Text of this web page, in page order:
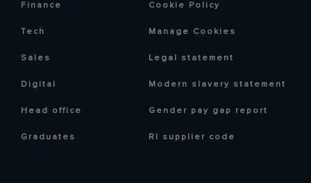
Finance
Tech
Sales
Digital
Head office
Graduates
Cookie Policy
Manage Cookies
Legal statement
Modern slavery statement
Gender pay gap report
RI supplier code